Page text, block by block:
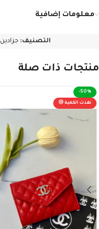
معلومات إضافية
التصنيف: جزادين
منتجات ذات صلة
-50%
نفذت الكمية 😢